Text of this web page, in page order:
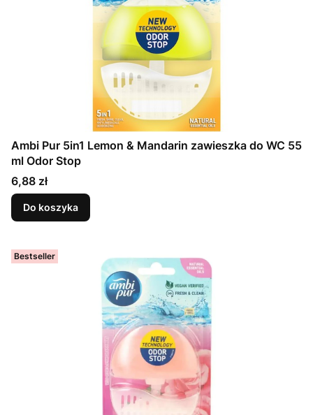
Ambi Pur 5in1 Lemon & Mandarin zawieszka do WC 55
ml Odor Stop
Cena
6,88 zł
Do koszyka
Bestseller